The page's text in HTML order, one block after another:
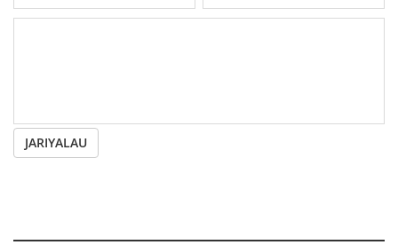
JARIYALAU